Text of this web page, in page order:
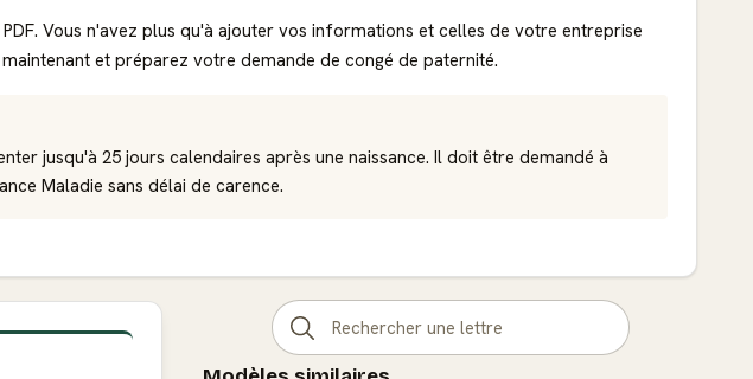
Vous n'avez plus qu'à ajouter vos informations et celles de votre entreprise
et préparez votre demande de congé de paternité.
jusqu'à 25 jours calendaires après une naissance. Il doit être demandé à
Maladie sans délai de carence.